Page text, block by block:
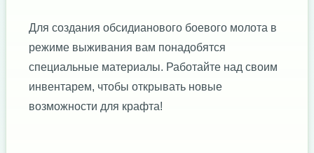
Для создания обсидианового боевого молота в
режиме выживания вам понадобятся
специальные материалы. Работайте над своим
инвентарем, чтобы открывать новые
возможности для крафта!